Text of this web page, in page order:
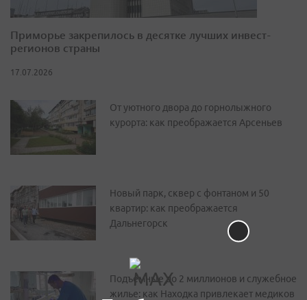
Приморье закрепилось в десятке лучших инвест-
регионов страны
17.07.2026
От уютного двора до горнолыжного
курорта: как преображается Арсеньев
Новый парк, сквер с фонтаном и 50
квартир: как преображается
Дальнегорск
Подъемные до 2 миллионов и служебное
жилье: как Находка привлекает медиков